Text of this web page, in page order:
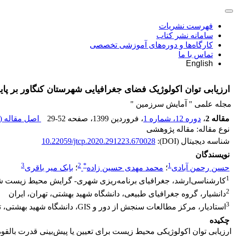
فهرست نشریات
سامانه نشر کتاب
کارگاه‌ها و دوره‌های آموزشی تخصصی
تماس با ما
English
ارزیابی توان اکولوژیک فضای جغرافیایی شهرستان کنگاور بر
مجله علمی " آمایش سرزمین "
مقاله 2
، دوره 12، شماره 1 ، فروردین 1399 ، صفحه 29-52 اصل مقاله (
نوع مقاله: مقاله پژوهشی
شناسه دیجیتال (DOI):
10.22059/jtcp.2020.291223.670028
نویسندگان
حسن رحمن آبادی1؛ محمد مهدی حسین زاده*
2؛ بابک میر باقری3
1کارشناسی‌ارشد، جغرافیای برنامه‌ریزی شهری- گرایش محیط زیست
2دانشیار، گروه جغرافیای طبیعی، دانشگاه شهید بهشتی، تهران، ایران
3 استادیار، مرکز مطالعات سنجش از دور و GIS، دانشگاه شهید بهشتی، تهران، ایران
چکیده
ارزیابی توان اکولوژیکی محیط زیست برای تعیین یا پیش‌بینی قدرت